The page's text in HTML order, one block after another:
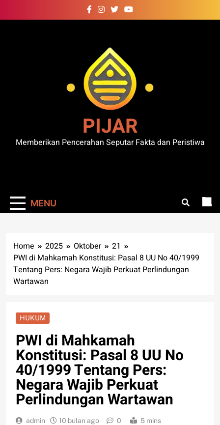
to
PIJAR
Memberikan Pencerahan Seputar Fakta dan Peristiwa
MENU
Home 2025 Oktober
21
PWI di Mahkamah Konstitusi: Pasal 8 UU No 40/1999
Tentang Pers: Negara Wajib Perkuat Perlindungan
Wartawan
HUKUM
PWI di Mahkamah
Konstitusi: Pasal 8 UU No
40/1999 Tentang Pers:
Negara Wajib Perkuat
Perlindungan Wartawan
admin 10 bulan ago 0 5 mins